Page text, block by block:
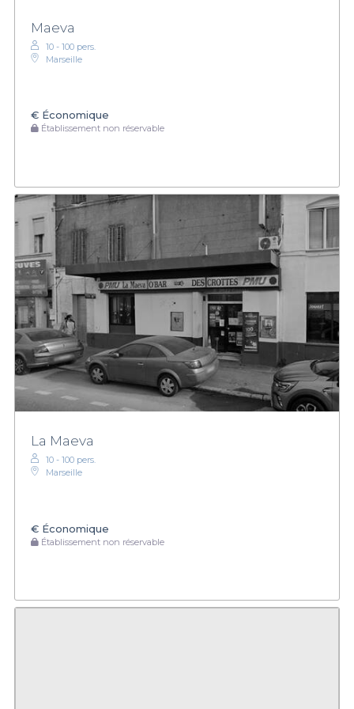
Maeva
10 - 100 pers.
Marseille
€ Économique
Établissement non réservable
La Maeva
10 - 100 pers.
Marseille
€ Économique
Établissement non réservable